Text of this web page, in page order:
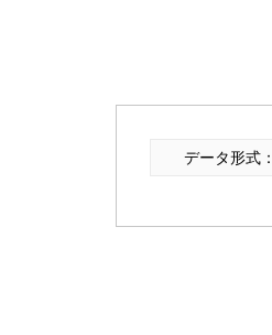
データ形式：